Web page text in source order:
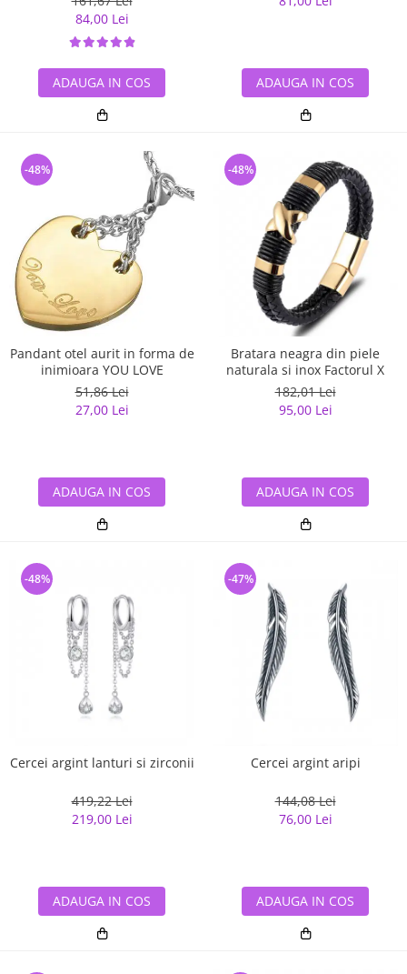
84,00 Lei
ADAUGA IN COS ADAUGA IN COS
Pandant otel aurit in forma de
inimioara YOU LOVE
51,86 Lei
27,00 Lei
-48%
ADAUGA IN COS
Bratara neagra din piele
naturala si inox Factorul X
182,01 Lei
95,00 Lei
-48%
ADAUGA IN COS
Cercei argint lanturi si zirconii
419,22 Lei
219,00 Lei
-48%
ADAUGA IN COS
Cercei argint aripi
144,08 Lei
76,00 Lei
-47%
ADAUGA IN COS